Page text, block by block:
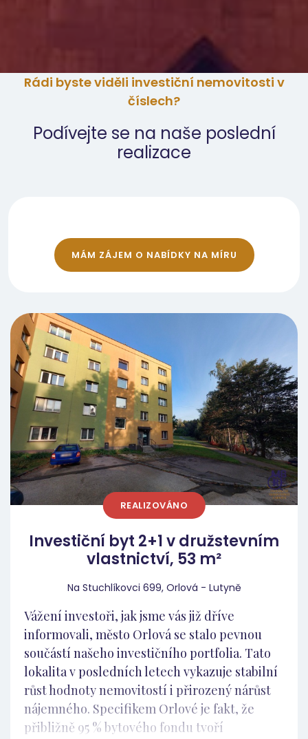
Rádi byste viděli investiční nemovitosti v
číslech?
Podívejte se na naše poslední
realizace
MÁM ZÁJEM O NABÍDKY NA MÍRU
REALIZOVÁNO
Investiční byt 2+1 v družstevním
vlastnictví, 53 m²
Na Stuchlíkovci 699, Orlová - Lutyně
Vážení investoři, jak jsme vás již dříve
informovali, město Orlová se stalo pevnou
součástí našeho investičního portfolia. Tato
lokalita v posledních letech vykazuje stabilní
růst hodnoty nemovitostí i přirozený nárůst
nájemného. Specifikem Orlové je fakt, že
přibližně 95 % bytového fondu tvoří